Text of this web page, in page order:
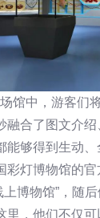
馆中，游客们
融合了图文介
能够得到生动
彩灯博物馆的官
上博物馆”，随
里，他们不仅可